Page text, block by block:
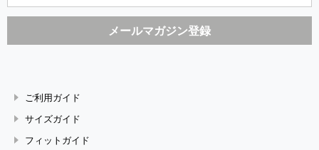
ご利用ガイド
サイズガイド
フィットガイド